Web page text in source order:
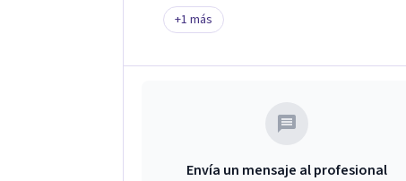
+1 más
Envía un mensaje al profesional